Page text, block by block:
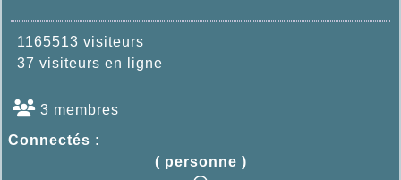
1165513 visiteurs
37 visiteurs en ligne
3 membres
Connectés :
( personne )